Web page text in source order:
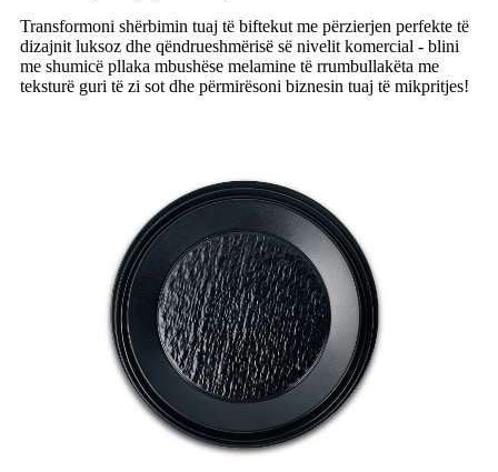
Transformoni shërbimin tuaj të biftekut me përzierjen perfekte të
dizajnit luksoz dhe qëndrueshmërisë së nivelit komercial - blini
me shumicë pllaka mbushëse melamine të rrumbullakëta me
teksturë guri të zi sot dhe përmirësoni biznesin tuaj të mikpritjes!